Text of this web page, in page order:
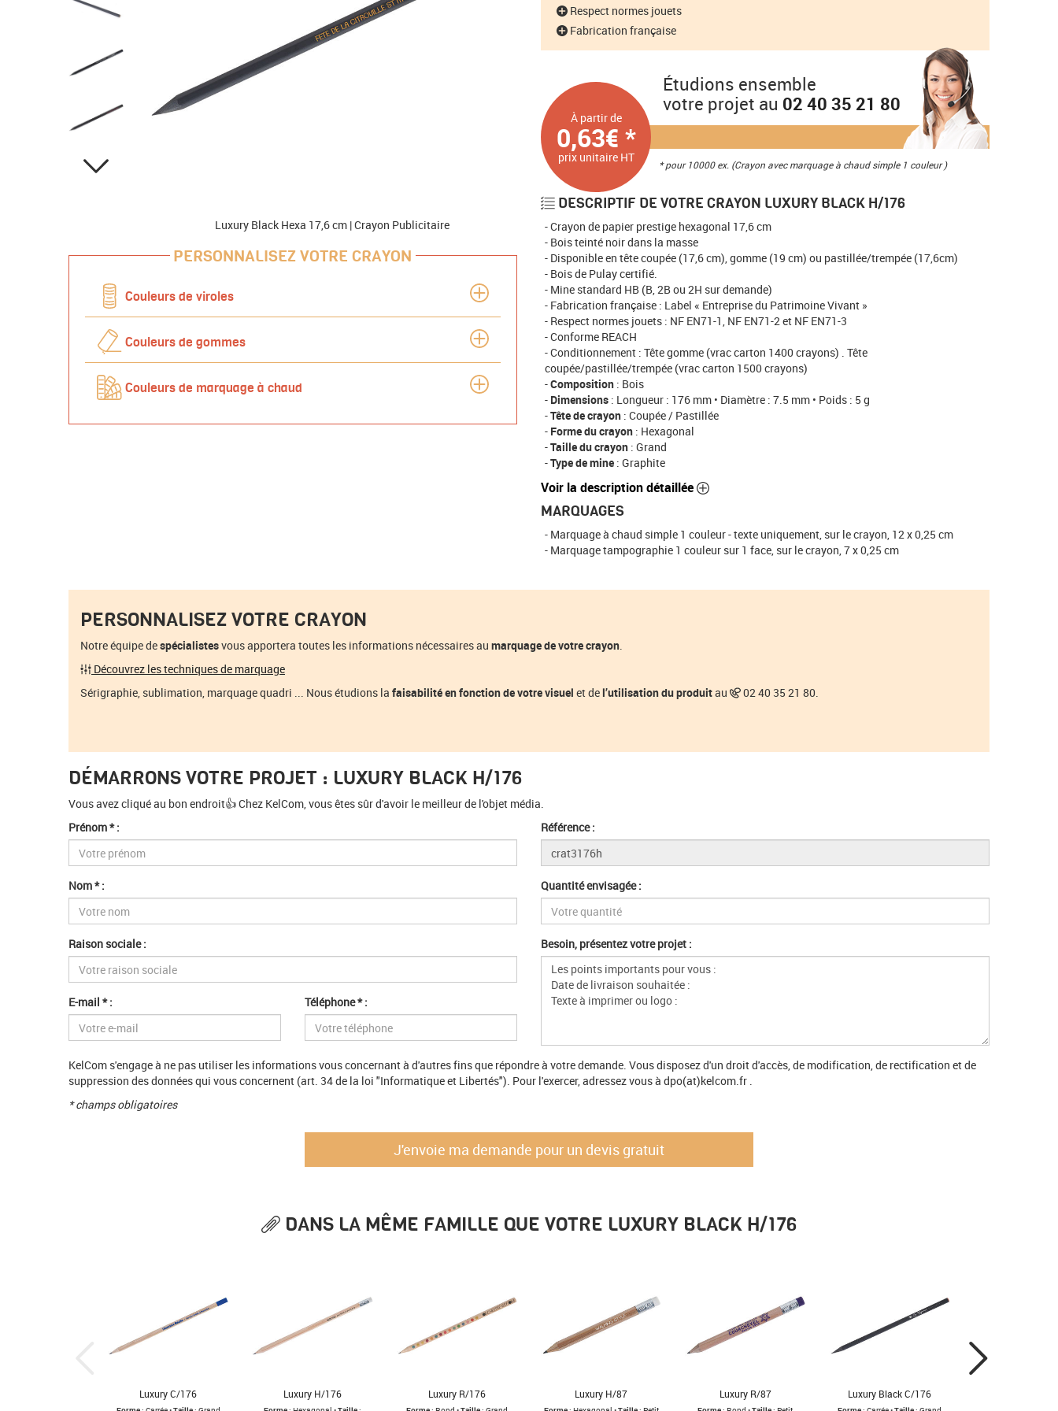
Luxury Black Hexa 17,6 cm | Crayon Publicitaire
PERSONNALISEZ VOTRE CRAYON
Couleurs de viroles
Couleurs de gommes
Couleurs de marquage à chaud
Respect normes jouets
Fabrication française
Étudions ensemble
votre projet au 02 40 35 21 80
* pour 10000 ex. (Crayon avec marquage à chaud simple 1 couleur )
À partir de
0,63€ *
prix unitaire HT
DESCRIPTIF DE VOTRE CRAYON LUXURY BLACK H/176
Crayon de papier prestige hexagonal 17,6 cm
Bois teinté noir dans la masse
Disponible en tête coupée (17,6 cm), gomme (19 cm) ou pastillée/trempée (17,6cm)
Bois de Pulay certifié.
Mine standard HB (B, 2B ou 2H sur demande)
Fabrication française : Label « Entreprise du Patrimoine Vivant »
Respect normes jouets : NF EN71-1, NF EN71-2 et NF EN71-3
Conforme REACH
Conditionnement : Tête gomme (vrac carton 1400 crayons) . Tête
coupée/pastillée/trempée (vrac carton 1500 crayons)
Composition : Bois
Dimensions : Longueur : 176 mm • Diamètre : 7.5 mm • Poids : 5 g
Tête de crayon : Coupée / Pastillée
Forme du crayon : Hexagonal
Taille du crayon : Grand
Type de mine : Graphite
Voir la description détaillée
MARQUAGES
Marquage à chaud simple 1 couleur - texte uniquement, sur le crayon, 12 x 0,25 cm
Marquage tampographie 1 couleur sur 1 face, sur le crayon, 7 x 0,25 cm
PERSONNALISEZ VOTRE CRAYON
Notre équipe despécialistesvous apportera toutes les informations nécessaires au marquage de votre crayon.
Découvrez les techniques de marquage
Sérigraphie, sublimation, marquage quadri ... Nous étudions la faisabilité en fonction de votre visuel et del’utilisation du produitau 02 40 35 21 80.
DÉMARRONS VOTRE PROJET : LUXURY BLACK H/176
Vous avez cliqué au bon endroit👍 Chez KelCom, vous êtes sûr d'avoir le meilleur de l'objet média.
Prénom * :
Nom * :
Raison sociale :
E-mail * : Téléphone * :
Référence :
Quantité envisagée :
Besoin, présentez votre projet :
KelCom s'engage à ne pas utiliser les informations vous concernant à d'autres fins que répondre à votre demande. Vous disposez d'un droit d'accès, de modification, de rectification et de
suppression des données qui vous concernent (art. 34 de la loi "Informatique et Libertés"). Pour l'exercer, adressez vous à dpo(at)kelcom.fr .
* champs obligatoires
DANS LA MÊME FAMILLE QUE VOTRE LUXURY BLACK H/176
Luxury C/176 Luxury H/176 Luxury R/176 Luxury H/87 Luxury R/87 Luxury Black C/176